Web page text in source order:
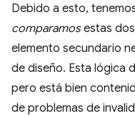
Debido a esto,
comparamosestas
elemento secundario
de diseño. Esta lógica
pero está bien
de problemas de